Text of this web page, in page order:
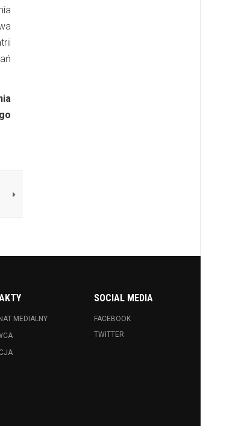
MEDIALNY
SOCIAL MEDIA
FACEBOOK
TWITTER